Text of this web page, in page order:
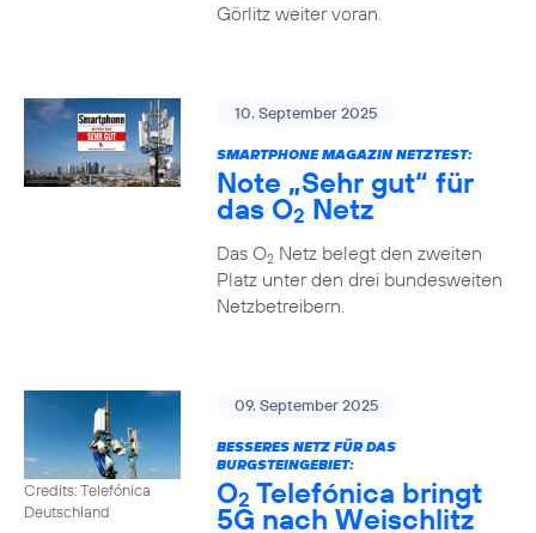
Görlitz weiter voran.
10. September 2025
SMARTPHONE MAGAZIN NETZTEST:
Note „Sehr gut“ für
das O2 Netz
Das O2Netz belegt den zweiten
Platz unter den drei bundesweiten
Netzbetreibern.
Credits: Telefónica
Deutschland
09. September 2025
BESSERES NETZ FÜR DAS
BURGSTEINGEBIET:
O2 Telefónica bringt
5G nach Weischlitz